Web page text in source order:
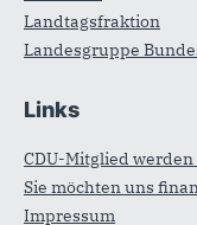
Landtagsfraktion
Landesgruppe
Links
CDU-Mitglied
Sie möchten uns
Impressum